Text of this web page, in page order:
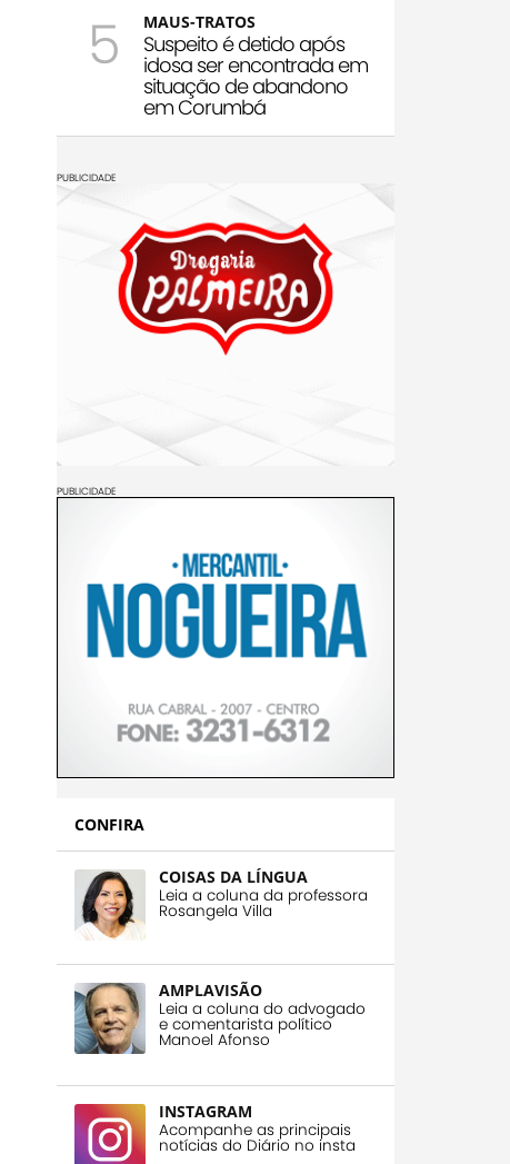
5 MAUS-TRATOS
Suspeito é detido após
idosa ser encontrada em
situação de abandono
em Corumbá
PUBLICIDADE
PUBLICIDADE
CONFIRA
COISAS DA LÍNGUA
Leia a coluna da professora
Rosangela Villa
AMPLAVISÃO
Leia a coluna do advogado
e comentarista político
Manoel Afonso
INSTAGRAM
Acompanhe as principais
notícias do Diário no insta